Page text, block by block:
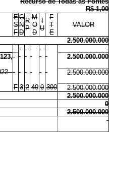
R$ 1,00
E
S
F
G
N
D
R
P
M
O
D
I
U
F
T
E
VALOR
2.500.000.000
2.500.000.000
-
2.500.000.000
F 3 2 40 0 300
2.500.000.000
2.500.000.000
0
2.500.000.000